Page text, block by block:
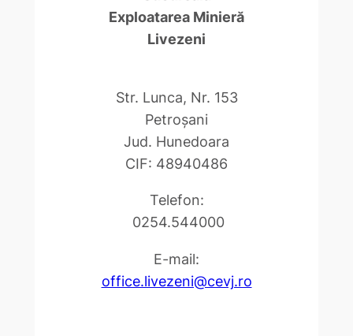
Exploatarea Minieră
Livezeni
Str. Lunca, Nr. 153
Petroşani
Jud. Hunedoara
CIF: 48940486
Telefon:
0254.544000
E-mail:
office.livezeni@cevj.ro